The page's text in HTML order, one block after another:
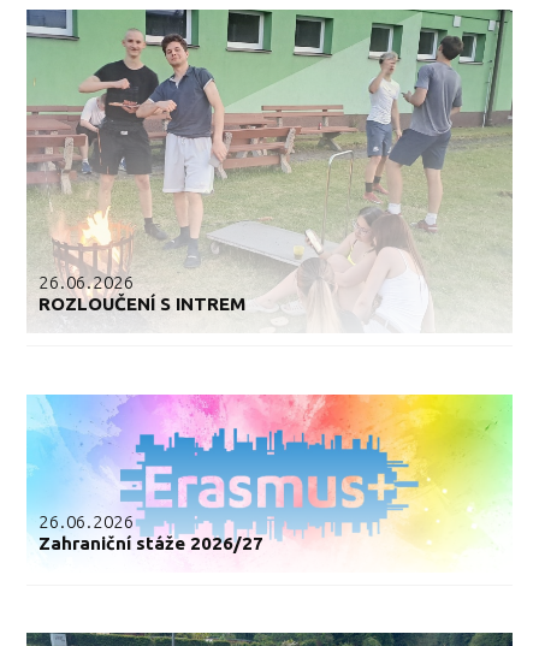
26.06.2026
ROZLOUČENÍ S INTREM
26.06.2026
Zahraniční stáže 2026/27